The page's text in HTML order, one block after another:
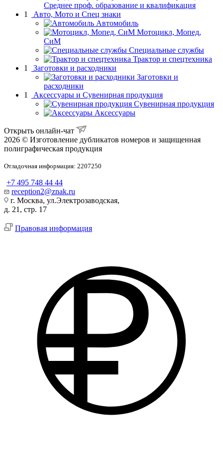
Среднее проф. образование и квалификация
1
Авто, Мото и Спец знаки
Автомобиль
Мотоцикл, Мопед,
СиМ
Специальные службы
Трактор и спецтехника
1
Заготовки и расходники
Заготовки и
расходники
1
Аксессуары и Сувенирная продукция
Сувенирная продукция
Аксессуары
Открыть онлайн-чат
2026 © Изготовление дубликатов номеров и защищенная
полиграфическая продукция
Отладочная информация: 2207250
+7 495 748 44 44
reception2@znak.ru
г. Москва, ул.Электрозаводская,
д. 21, стр. 17
Правовая информация